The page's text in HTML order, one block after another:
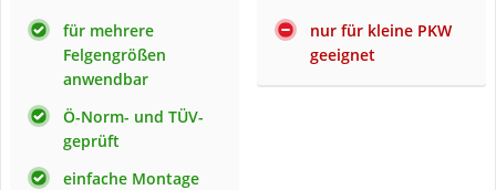
für mehrere
Felgengrößen
anwendbar
Ö-Norm- und TÜV-
geprüft
einfache Montage
nur für kleine PKW
geeignet